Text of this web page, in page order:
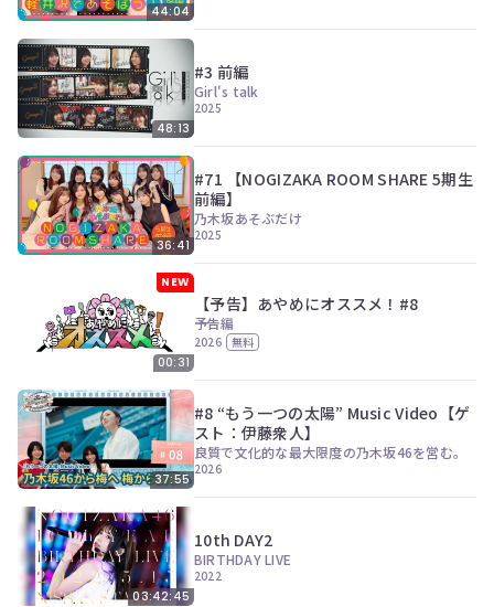
44:04
48:13
#3 前編
Girl's talk
2025
36:41
#71 【NOGIZAKA ROOM SHARE 5期生
前編】
乃木坂あそぶだけ
2025
NEW
00:31
【予告】あやめにオススメ！#8
予告編
2026 無料
37:55
#8 “もう一つの太陽” Music Video【ゲ
スト：伊藤衆人】
良質で文化的な最大限度の乃木坂46を営む。
2026
03:42:45
10th DAY2
BIRTHDAY LIVE
2022